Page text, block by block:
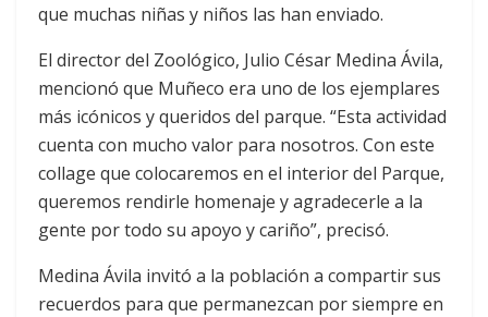
que muchas niñas y niños las han enviado.
El director del Zoológico, Julio César Medina Ávila,
mencionó que Muñeco era uno de los ejemplares
más icónicos y queridos del parque. “Esta actividad
cuenta con mucho valor para nosotros. Con este
collage que colocaremos en el interior del Parque,
queremos rendirle homenaje y agradecerle a la
gente por todo su apoyo y cariño”, precisó.
Medina Ávila invitó a la población a compartir sus
recuerdos para que permanezcan por siempre en